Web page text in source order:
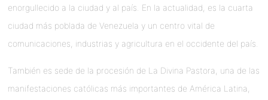
enorgullecido a la ciudad y al país. En la actualidad, es la cuarta
ciudad más poblada de Venezuela y un centro vital de
comunicaciones, industrias y agricultura en el occidente del país.
También es sede de la procesión de La Divina Pastora, una de las
manifestaciones católicas más importantes de América Latina,